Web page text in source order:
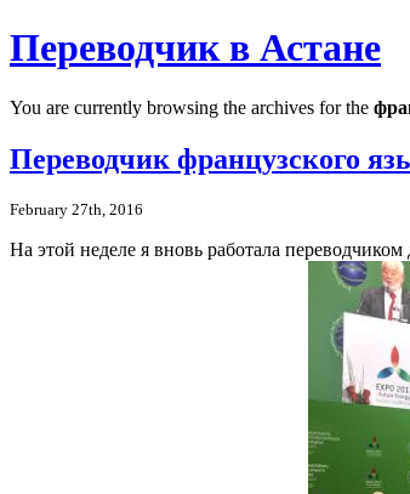
Переводчик в Астане
You are currently browsing the archives for the
Переводчик французского
February 27th, 2016
На этой неделе я вновь работала